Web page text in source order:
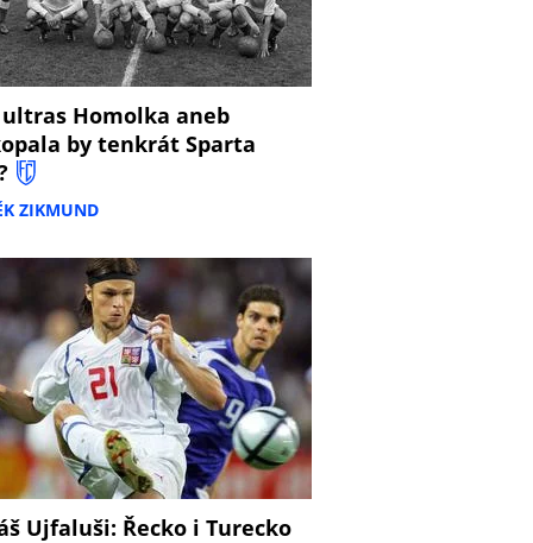
ultras Homolka aneb
by tenkrát Sparta
ZIKMUND
Ujfaluši: Řecko i Turecko